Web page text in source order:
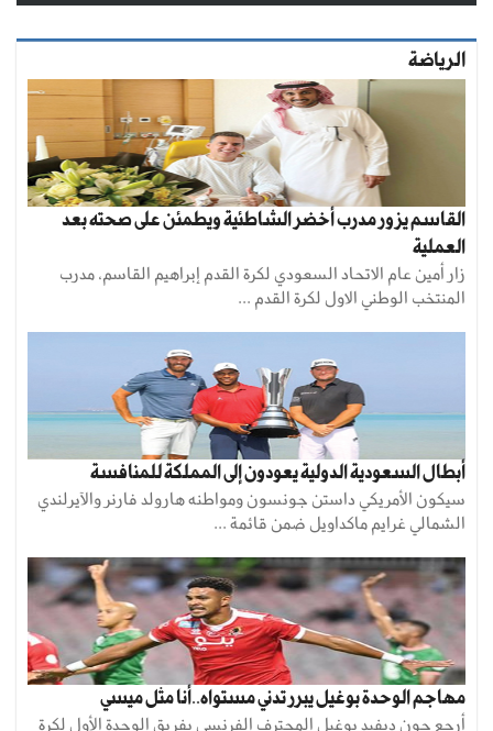
الرياضة
القاسم يزور مدرب أخضر الشاطئية ويطمئن على صحته بعد
العملية
زار أمين عام الاتحاد السعودي لكرة القدم إبراهيم القاسم، مدرب
المنتخب الوطني الاول لكرة القدم ...
أبطال السعودية الدولية يعودون إلى المملكة للمنافسة
سيكون الأمريكي داستن جونسون ومواطنه هارولد فارنر والآيرلندي
الشمالي غرايم ماكداويل ضمن قائمة ...
مهاجم الوحدة بوغيل يبرر تدني مستواه..أنا مثل ميسي
أرجع جون ديفيد بوغيل المحترف الفرنسي بفريق الوحدة الأول لكرة